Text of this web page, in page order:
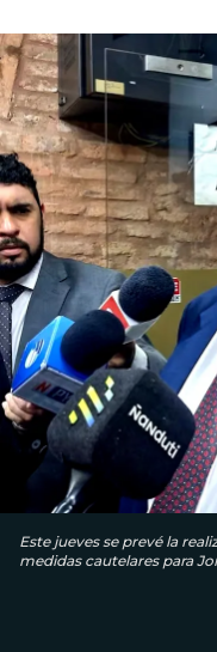
Este jueves se prevé la
medidas cautelares para